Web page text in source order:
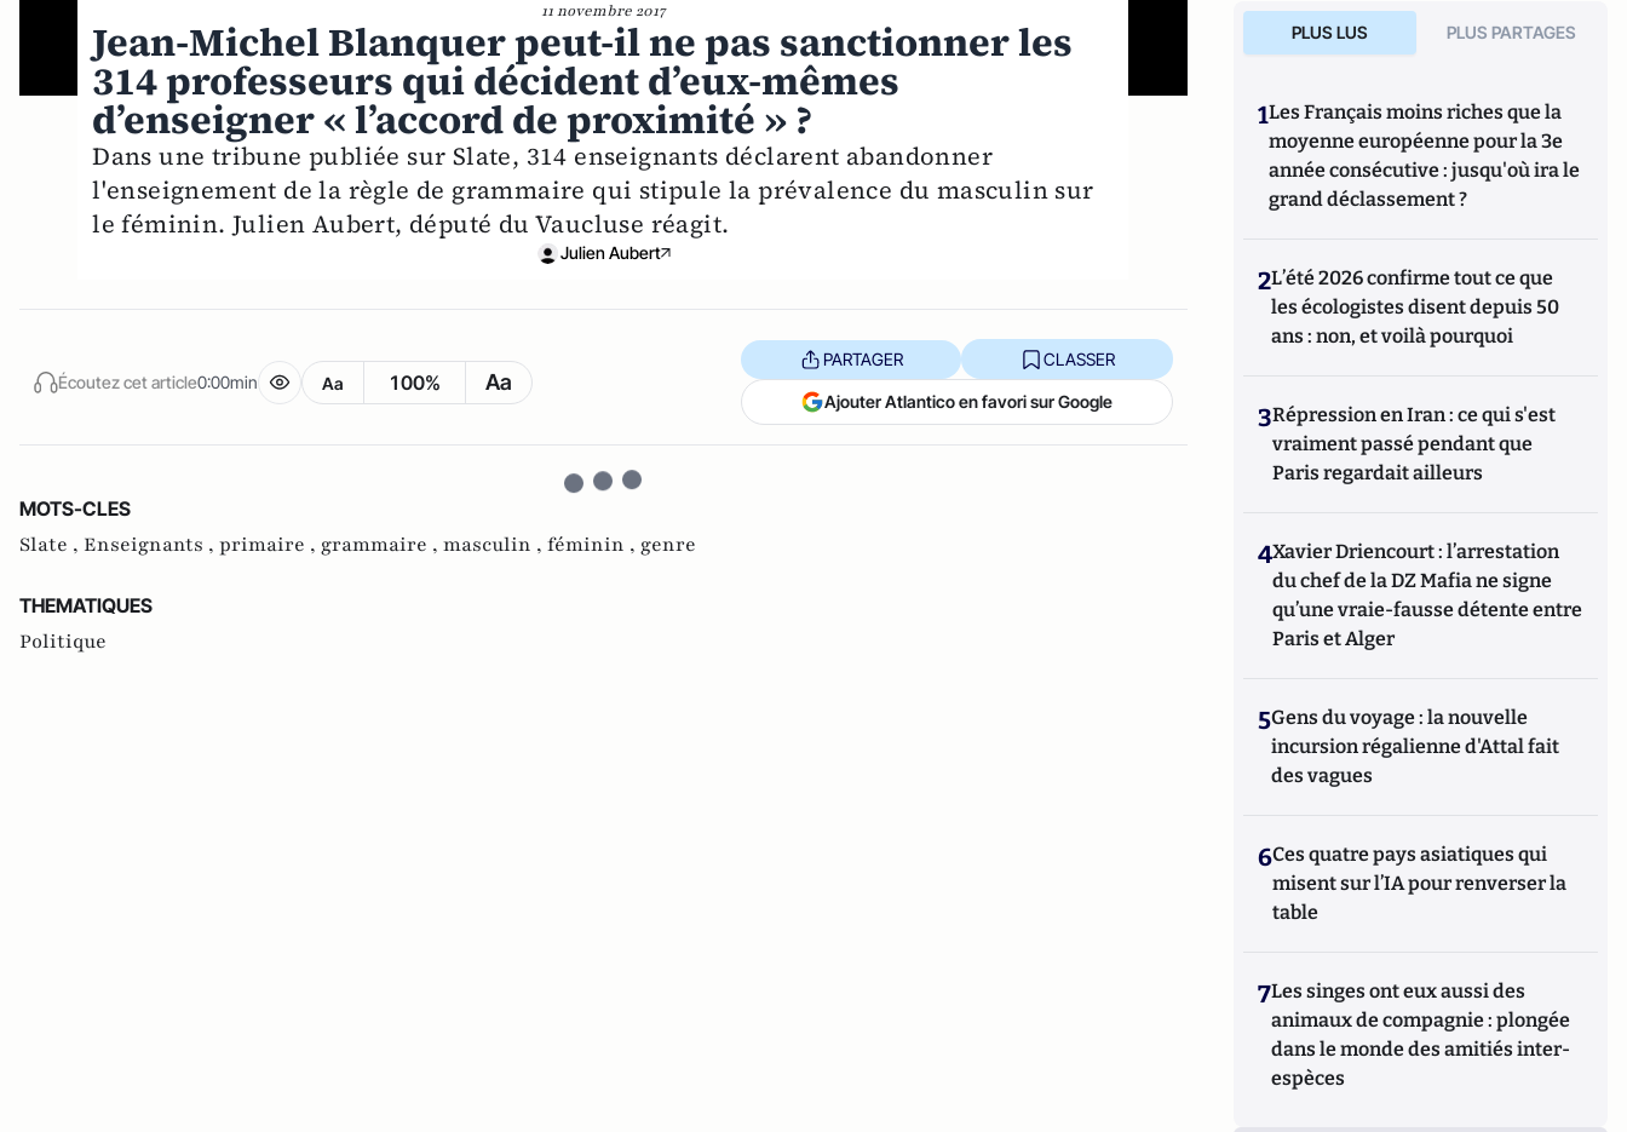
11 novembre 2017
Jean-Michel Blanquer peut-il ne pas sanctionner les
314 professeurs qui décident d’eux-mêmes
d’enseigner « l’accord de proximité » ?
Dans une tribune publiée sur Slate, 314 enseignants déclarent abandonner
l'enseignement de la règle de grammaire qui stipule la prévalence du masculin sur
le féminin. Julien Aubert, député du Vaucluse réagit.
Julien Aubert
Écoutez cet article0:00min Aa 100% Aa
PARTAGER CLASSER
Ajouter Atlantico en favori sur Google
MOTS-CLES
Slate , Enseignants , primaire , grammaire , masculin , féminin , genre
THEMATIQUES
Politique
PLUS LUS PLUS PARTAGES
1Les Français moins riches que la
moyenne européenne pour la 3e
année consécutive : jusqu'où ira le
grand déclassement ?
2L’été 2026 confirme tout ce que
les écologistes disent depuis 50
ans : non, et voilà pourquoi
3Répression en Iran : ce qui s'est
vraiment passé pendant que
Paris regardait ailleurs
4Xavier Driencourt : l’arrestation
du chef de la DZ Mafia ne signe
qu’une vraie-fausse détente entre
Paris et Alger
5Gens du voyage : la nouvelle
incursion régalienne d'Attal fait
des vagues
6Ces quatre pays asiatiques qui
misent sur l’IA pour renverser la
table
7Les singes ont eux aussi des
animaux de compagnie : plongée
dans le monde des amitiés inter-
espèces